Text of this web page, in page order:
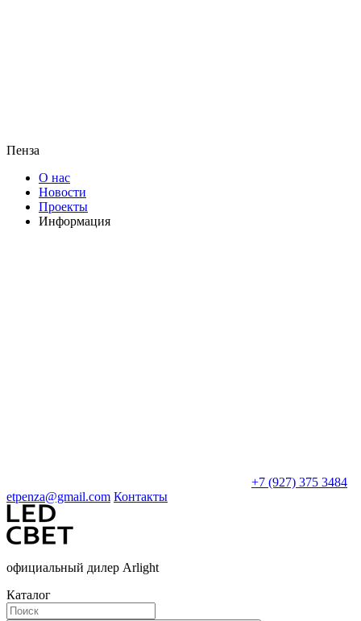
Пенза
О нас
Новости
Проекты
Информация
+7 (927) 375 3484
etpenza@gmail.com Контакты
официальный дилер Arlight
Каталог